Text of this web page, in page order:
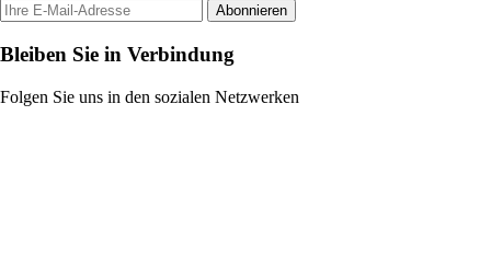
Abonnieren
Bleiben Sie in Verbindung
Folgen Sie uns in den sozialen Netzwerken